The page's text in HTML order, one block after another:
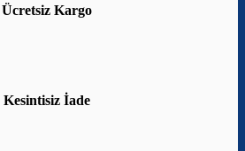
Ücretsiz Kargo
Kesintisiz İade